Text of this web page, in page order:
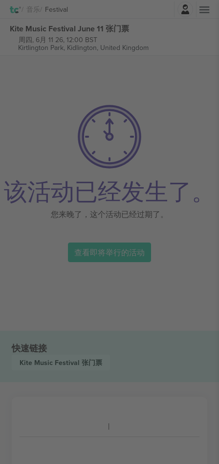
音乐 Festival
Kite Music Festival June 11 张门票
周四, 6月 11 26, 12:00 BST
Kirtlington Park, Kidlington, United Kingdom
该活动已经发生了。
您来晚了，这个活动已经过期了。
查看即将举行的活动
快速链接
Kite Music Festival 张门票